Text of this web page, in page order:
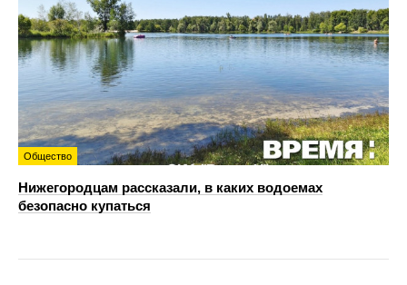
Общество
Нижегородцам рассказали, в каких водоемах
безопасно купаться